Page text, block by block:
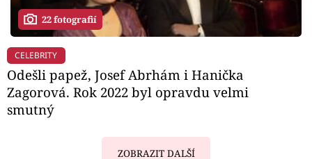
22 fotografií
CELEBRITY
Odešli papež, Josef Abrhám i Hanička
Zagorová. Rok 2022 byl opravdu velmi
smutný
ZOBRAZIT DALŠÍ